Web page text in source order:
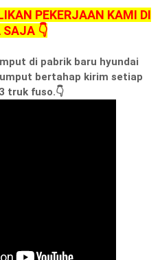
PEKERJAAN KAMI DI
👇
di pabrik baru hyundai
bertahap kirim setiap
truk fuso.👇